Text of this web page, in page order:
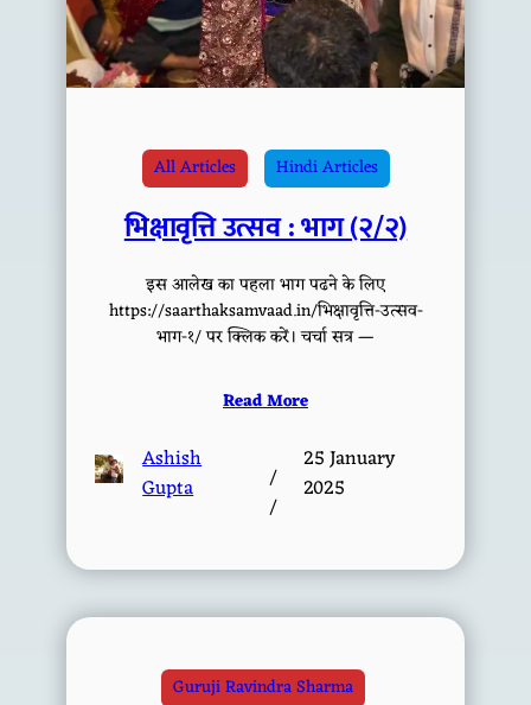
All Articles Hindi Articles
भिक्षावृत्ति उत्सव : भाग (२/२)
इस आलेख का पहला भाग पढने के लिए
https://saarthaksamvaad.in/भिक्षावृत्ति-उत्सव-
भाग-१/ पर क्लिक करें। चर्चा सत्र —
Read More
Ashish
Gupta
/
/
25 January
2025
Guruji Ravindra Sharma